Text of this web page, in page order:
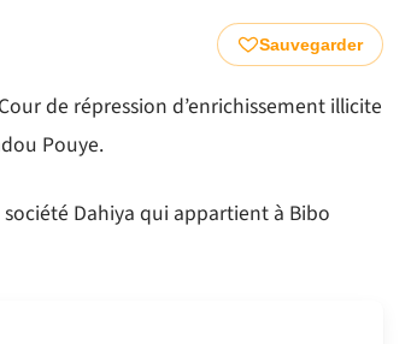
Sauvegarder
de répression d’enrichissement illicite
Pouye.
Dahiya qui appartient à Bibo